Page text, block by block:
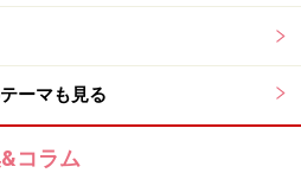
ーマも見る
コラム